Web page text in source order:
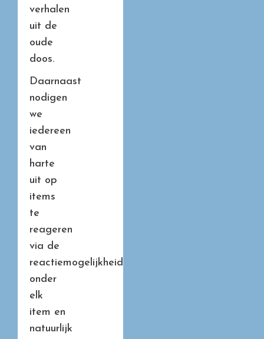
verhalen
uit de
oude
doos.
Daarnaast
nodigen
we
iedereen
van
harte
uit op
items
te
reageren
via de
reactiemogelijkheid
onder
elk
item en
natuurlijk